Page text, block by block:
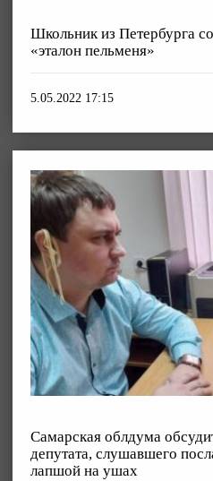
Школьник из Петербурга
«эталон пельменя»
5.05.2022 17:15
Самарская облдума
депутата, слушавшего
лапшой на ушах